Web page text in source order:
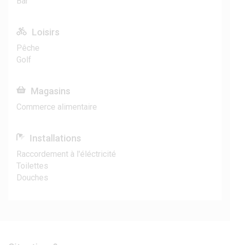
Loisirs
Pêche
Golf
Magasins
Commerce alimentaire
Installations
Raccordement à l'éléctricité
Toilettes
Douches